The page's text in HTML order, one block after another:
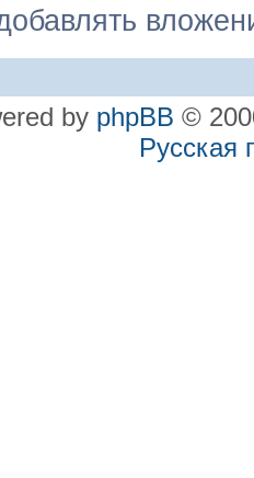
by phpBB ©
Русская